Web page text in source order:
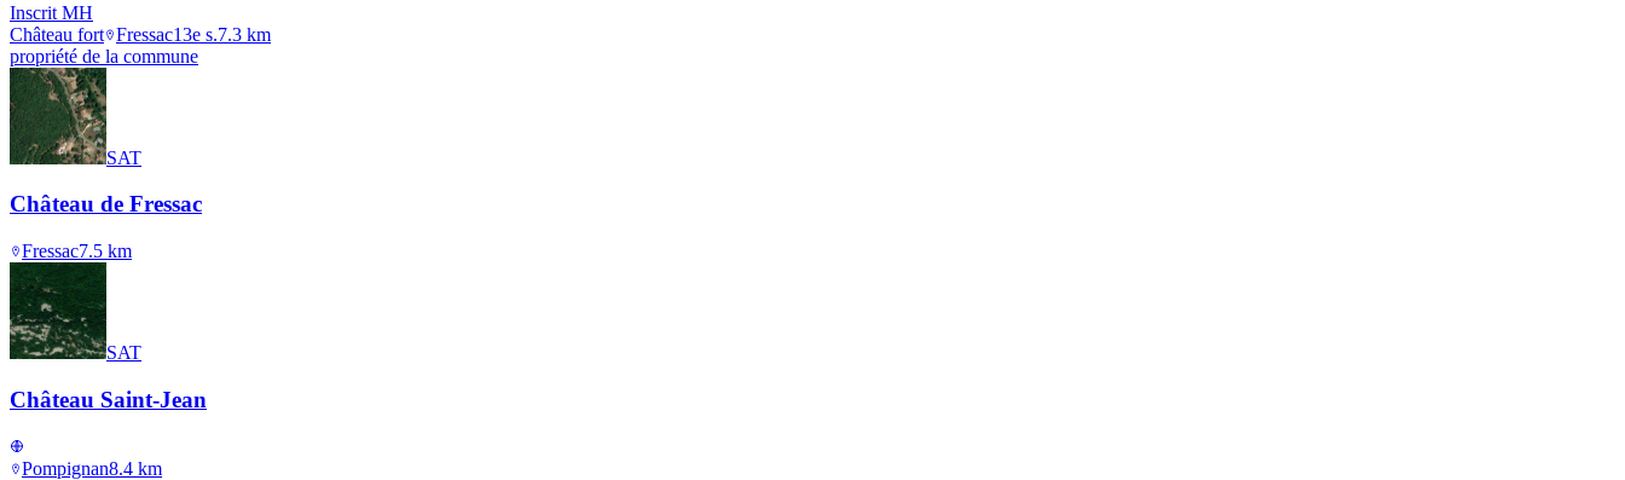
Inscrit MH
Château fort Fressac13e s.7.3 km
propriété de la commune
SAT
Château de Fressac
Fressac7.5 km
SAT
Château Saint-Jean
Pompignan8.4 km